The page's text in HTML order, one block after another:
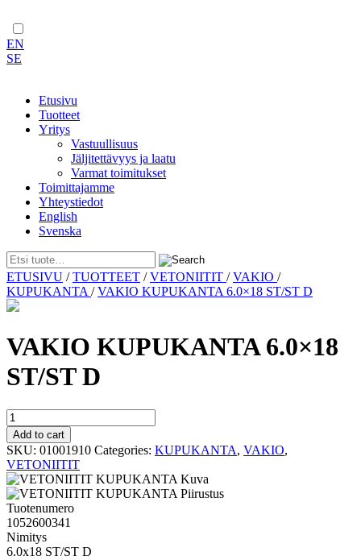
EN
SE
Etusivu
Tuotteet
Yritys
Vastuullisuus
Jäljitettävyys ja laatu
Varmat toimitukset
Toimittajamme
Yhteystiedot
English
Svenska
Skip
to
content
ETUSIVU /TUOTTEET /VETONIITIT /VAKIO /
KUPUKANTA /VAKIO KUPUKANTA 6.0×18 ST/ST D
VAKIO KUPUKANTA 6.0×18
ST/ST D
VAKIO
KUPUKANTA
6.0x18
ST/ST
D
quantity
Add to cart
SKU: 01001910 Categories: KUPUKANTA, VAKIO,
VETONIITIT
Tuotenumero
1052600341
Nimitys
6.0x18 ST/ST D